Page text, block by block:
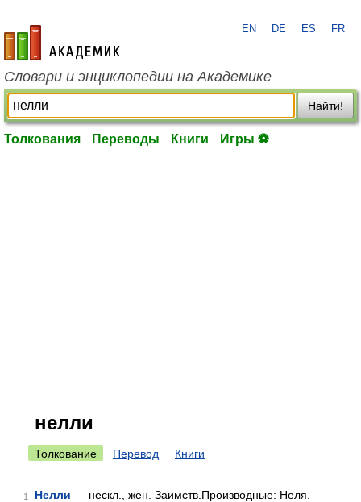
academic.ru
EN DE ES FR
Словари и энциклопедии на Академике
Найти!
Толкования Переводы Книги Игры ⚽
нелли
Толкование Перевод Книги
1 Нелли — нескл., жен. Заимств.Производные: Неля.